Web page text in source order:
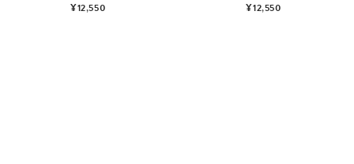
¥12,550
¥12,550